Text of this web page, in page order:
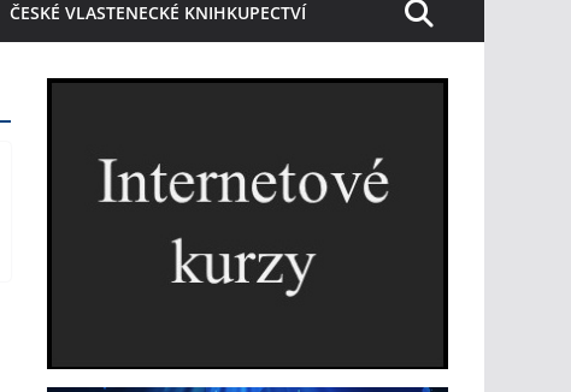
ČESKÉ VLASTENECKÉ KNIHKUPECTVÍ